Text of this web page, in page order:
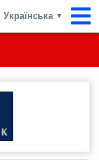
Українська ▼